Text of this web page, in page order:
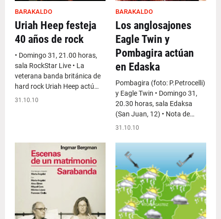
BARAKALDO
Uriah Heep festeja
40 años de rock
• Domingo 31, 21.00 horas,
sala RockStar Live • La
veterana banda británica de
hard rock Uriah Heep actú…
31.10.10
BARAKALDO
Los anglosajones
Eagle Twin y
Pombagira actúan
en Edaska
Pombagira (foto: P.Petrocelli)
y Eagle Twin • Domingo 31,
20.30 horas, sala Edaksa
(San Juan, 12) • Nota de…
31.10.10